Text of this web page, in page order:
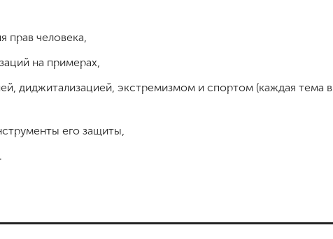
прав человека,
на примерах,
диджитализацией, экстремизмом и спортом (каждая тема в
его защиты,